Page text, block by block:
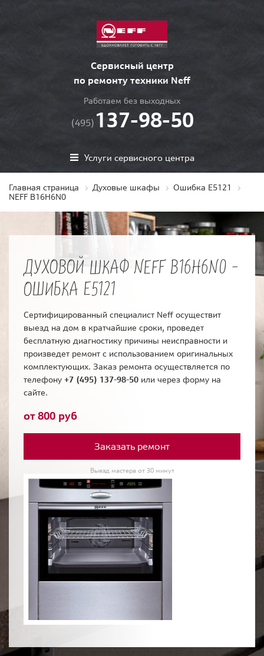
Сервисный центр
по ремонту техники Neff
Работаем без выходных
(495) 137-98-50
Услуги сервисного центра
Главная страница Духовые шкафы
Ошибка E5121
NEFF B16H6N0
ДУХОВОЙ ШКАФ NEFF B16H6N0 -
ОШИБКА E5121
Сертифицированный специалист Neff осуществит
выезд на дом в кратчайшие сроки, проведет
бесплатную диагностику причины неисправности и
произведет ремонт с использованием оригинальных
комплектующих. Заказ ремонта осуществляется по
телефону +7 (495) 137-98-50 или через форму на
сайте.
от 800 руб
Заказать ремонт
Выезд мастера от 30 минут